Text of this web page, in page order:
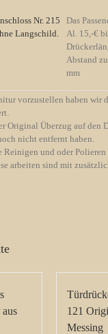
Nr. 215
Langschild.
Das
Al. 15,-€
Abstand
mm
vorzustellen haben wir
Original Überzug auf den
nicht entfernt haben.
Reinigen und oder
arbeiten sind mit
121
Messing